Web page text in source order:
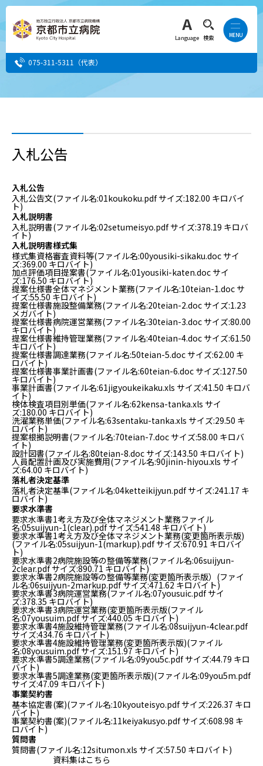
Language 検索
075-311-5311 （代表）
当院へ就職希望の方
事業者・その他の方
病院の概要
当院の魅力
よくある質問
ご意見箱
入札公告
入札公告
入札公告文(ファイル名:01koukoku.pdf サイズ:182.00 キロバイ
ト)
入札説明書
入札説明書(ファイル名:02setumeisyo.pdf サイズ:378.19 キロバ
イト)
入札説明書様式集
様式集資格審査資料等(ファイル名:00yousiki-sikaku.doc サイ
ズ:369.00 キロバイト)
加点評価項目提案書(ファイル名:01yousiki-katen.doc サイ
ズ:176.50 キロバイト)
提案仕様書全体マネジメント業務(ファイル名:10teian-1.doc サ
イズ:55.50 キロバイト)
提案仕様書施設整備業務(ファイル名:20teian-2.doc サイズ:1.23
メガバイト)
提案仕様書病院運営業務(ファイル名:30teian-3.doc サイズ:80.00
キロバイト)
提案仕様書維持管理業務(ファイル名:40teian-4.doc サイズ:61.50
キロバイト)
提案仕様書調達業務(ファイル名:50teian-5.doc サイズ:62.00 キ
ロバイト)
提案仕様書事業計画書(ファイル名:60teian-6.doc サイズ:127.50
キロバイト)
事業計画書(ファイル名:61jigyoukeikaku.xls サイズ:41.50 キロバ
イト)
検体検査項目別単価(ファイル名:62kensa-tanka.xls サイ
ズ:180.00 キロバイト)
洗濯業務単価(ファイル名:63sentaku-tanka.xls サイズ:29.50 キ
ロバイト)
提案根拠説明書(ファイル名:70teian-7.doc サイズ:58.00 キロバ
イト)
設計図書(ファイル名:80teian-8.doc サイズ:143.50 キロバイト)
人員配置計画及び実施費用(ファイル名:90jinin-hiyou.xls サイ
ズ:64.00 キロバイト)
落札者決定基準
落札者決定基準(ファイル名:04ketteikijyun.pdf サイズ:241.17 キ
ロバイト)
要求水準書
要求水準書1考え方及び全体マネジメント業務ファイル
名:05suijyun-1(clear).pdf サイズ:541.48 キロバイト)
要求水準書1考え方及び全体マネジメント業務(変更箇所表示版)
(ファイル名:05suijyun-1(markup).pdf サイズ:670.91 キロバイ
ト)
要求水準書2病院施設等の整備等業務(ファイル名:06suijyun-
2clear.pdf サイズ:890.71 キロバイト)
要求水準書2病院施設等の整備等業務(変更箇所表示版） (ファイ
ル名:06suijyun-2markup.pdf サイズ:471.62 キロバイト)
要求水準書3病院運営業務(ファイル名:07yousuic.pdf サイ
ズ:378.35 キロバイト)
要求水準書3病院運営業務(変更箇所表示版(ファイル
名:07yousuim.pdf サイズ:440.05 キロバイト)
要求水準書4施設維持管理業務(ファイル名:08suijyun-4clear.pdf
サイズ:434.76 キロバイト)
要求水準書4施設維持管理業務(変更箇所表示版)(ファイル
名:08yousuim.pdf サイズ:151.97 キロバイト)
要求水準書5調達業務(ファイル名:09you5c.pdf サイズ:44.79 キロ
バイト)
要求水準書5調達業務(変更箇所表示版)(ファイル名:09you5m.pdf
サイズ:47.09 キロバイト)
事業契約書
基本協定書(案)(ファイル名:10kyouteisyo.pdf サイズ:226.37 キロ
バイト)
事業契約書(案)(ファイル名:11keiyakusyo.pdf サイズ:608.98 キ
ロバイト)
質問書
質問書(ファイル名:12situmon.xls サイズ:57.50 キロバイト)
資料集はこちら